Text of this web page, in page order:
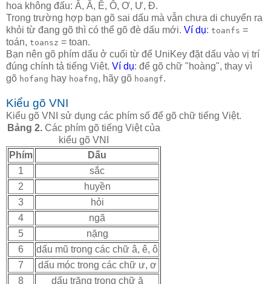
hoa không đấu: Â, Ă, Ê, Ô, Ơ, Ư, Đ.
Trong trường hợp bạn gõ sai dấu mà vẫn chưa di chuyển ra
khỏi từ đang gõ thì có thể gõ đè dấu mới. Ví dụ: toanfs =
toán, toansz = toan.
Bạn nên gõ phím dấu ở cuối từ để UniKey đặt dấu vào vị trí
đúng chính tả tiếng Viêt. Ví dụ: để gõ chữ "hoàng", thay vì
gõ hofang hay hoafng, hãy gõ hoangf.
Kiểu gõ VNI
Kiểu gõ VNI sử dụng các phím số để gõ chữ tiếng Việt.
Bảng 2. Các phím gõ tiếng Việt của
kiểu gõ VNI
Phím
Dấu
1
sắc
2
huyền
3
hỏi
4
ngã
5
nặng
6
dấu mũ trong các chữ â, ê, ô
7
dấu móc trong các chữ ư, ơ
8
dấu trăng trong chữ ă